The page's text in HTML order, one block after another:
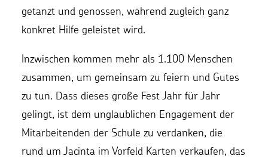
getanzt und genossen, während zugleich ganz
konkret Hilfe geleistet wird.
Inzwischen kommen mehr als 1.100 Menschen
zusammen, um gemeinsam zu feiern und Gutes
zu tun. Dass dieses große Fest Jahr für Jahr
gelingt, ist dem unglaublichen Engagement der
Mitarbeitenden der Schule zu verdanken, die
rund um Jacinta im Vorfeld Karten verkaufen, das